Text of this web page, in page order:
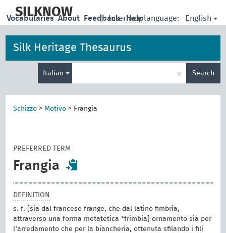
main
SILKNOW | Interface language: English
Vocabularies About Feedback Help
Silk Heritage Thesaurus
Italian × Search
Schizzo > Motivo > Frangia
PREFERRED TERM
Frangia
DEFINITION
s. f. [sia dal francese frange, che dal latino fimbria,
attraverso una forma metatetica *frimbia] ornamento sia per
l'arredamento che per la biancheria, ottenuta sfilando i fili